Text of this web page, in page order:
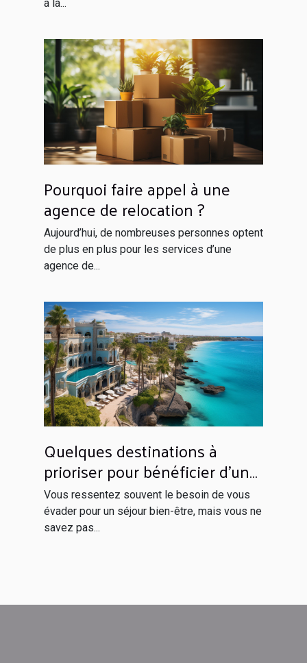
à la...
Pourquoi faire appel à une
agence de relocation ?
Aujourd’hui, de nombreuses personnes optent
de plus en plus pour les services d’une
agence de...
Quelques destinations à
prioriser pour bénéficier d’un
séjour inoubliable
Vous ressentez souvent le besoin de vous
évader pour un séjour bien-être, mais vous ne
savez pas...